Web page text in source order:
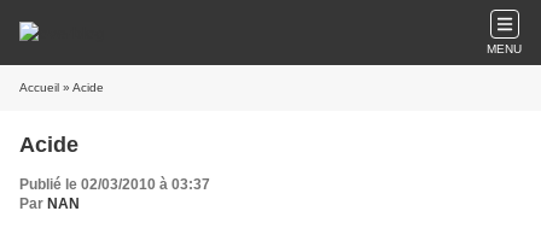
MENU
Accueil » Acide
Acide
Publié le 02/03/2010 à 03:37
Par NAN